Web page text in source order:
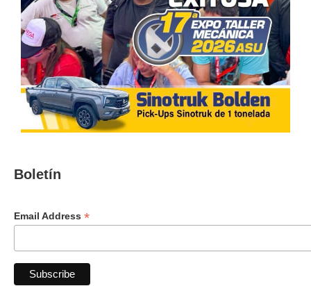
Boletín
Email Address *